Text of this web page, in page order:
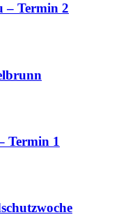
– Termin 2
Termin 1